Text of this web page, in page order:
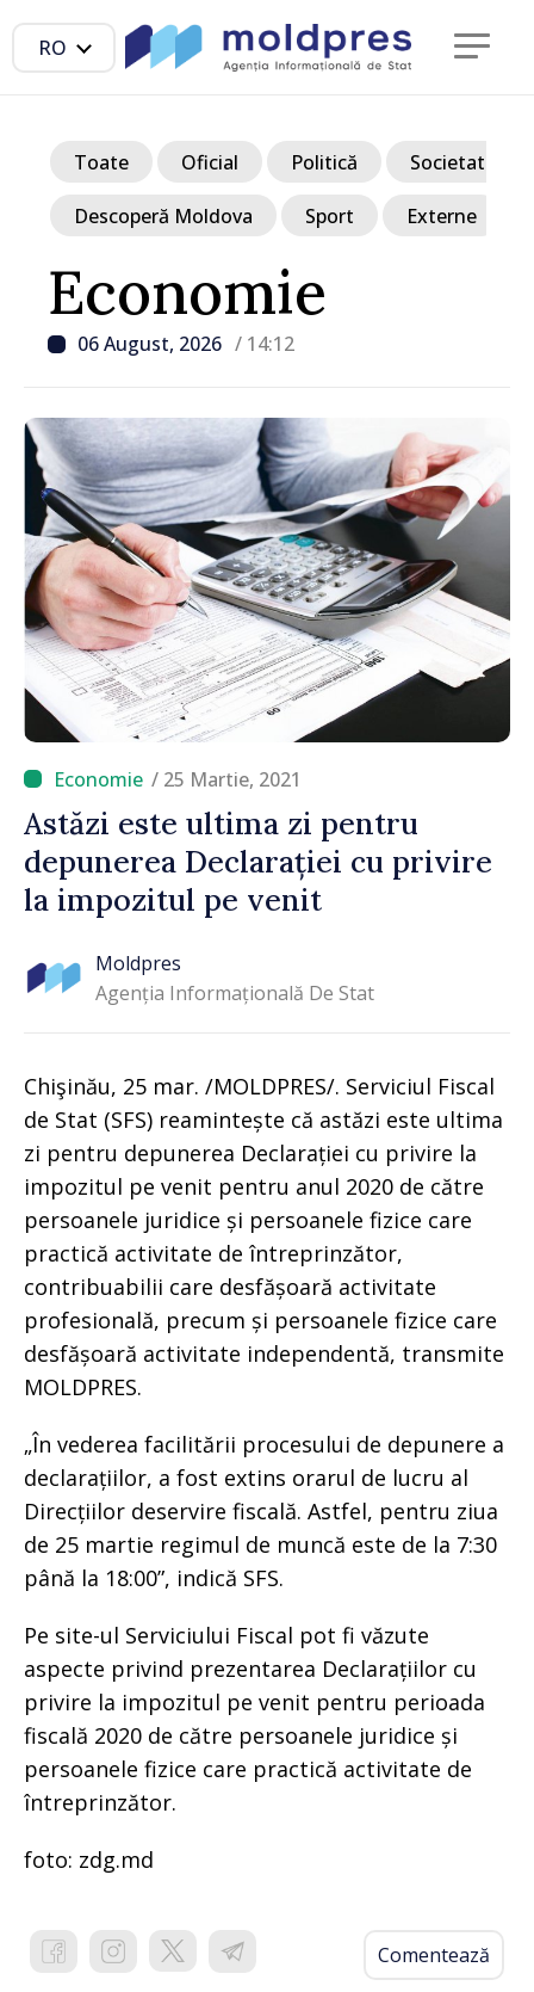
RO
Economie
06 August, 2026 / 14:12
Toate Oficial Politică Societate
Descoperă Moldova Sport Externe
/ 25 Martie, 2021
Astăzi este ultima zi pentru
depunerea Declarației cu privire
la impozitul pe venit
Moldpres
Agenția Informațională De Stat
Chişinău, 25 mar. /MOLDPRES/. Serviciul Fiscal
de Stat (SFS) reamintește că astăzi este ultima
zi pentru depunerea Declarației cu privire la
impozitul pe venit pentru anul 2020 de către
persoanele juridice și persoanele fizice care
practică activitate de întreprinzător,
contribuabilii care desfășoară activitate
profesională, precum și persoanele fizice care
desfășoară activitate independentă, transmite
MOLDPRES.
„În vederea facilitării procesului de depunere a
declarațiilor, a fost extins orarul de lucru al
Direcțiilor deservire fiscală. Astfel, pentru ziua
de 25 martie regimul de muncă este de la 7:30
până la 18:00”, indică SFS.
Pe site-ul Serviciului Fiscal pot fi văzute
aspecte privind prezentarea Declarațiilor cu
privire la impozitul pe venit pentru perioada
fiscală 2020 de către persoanele juridice și
persoanele fizice care practică activitate de
întreprinzător.
foto: zdg.md
Comentează